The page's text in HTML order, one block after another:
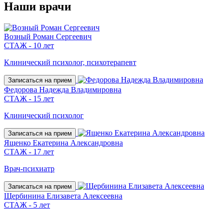
Наши врачи
Возный Роман Сергеевич
СТАЖ - 10 лет
Клинический психолог, психотерапевт
Записаться на прием
Федорова Надежда Владимировна
СТАЖ - 15 лет
Клинический психолог
Записаться на прием
Ященко Екатерина Александровна
СТАЖ - 17 лет
Врач-психиатр
Записаться на прием
Щербинина Елизавета Алексеевна
СТАЖ - 5 лет